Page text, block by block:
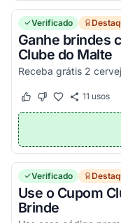
Verificado
Ganhe brindes
Clube do Malte
Este cupom funcionou
Este cupom não
11 usos
Verificado
Use o Cupom
Brinde